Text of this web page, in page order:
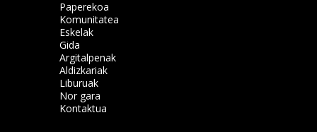
Paperekoa
Komunitatea
Eskelak
Gida
Argitalpenak
Aldizkariak
Liburuak
Nor gara
Kontaktua